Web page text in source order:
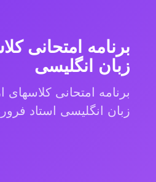
برنامه امتحانی
زبان انگلیسی
زبان انگلیسی استاد